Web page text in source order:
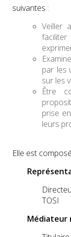
suivantes :
Veiller
par les
sur les
Être
prise
leurs
Elle est
TOSI
Médiateur